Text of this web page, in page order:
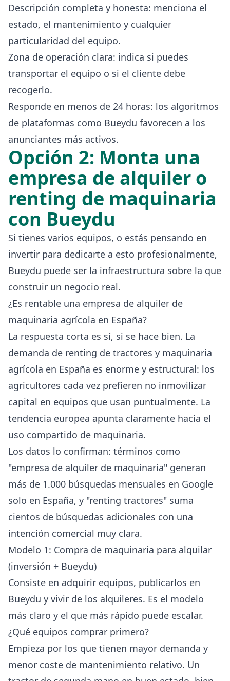
Descripción completa y honesta: menciona el
estado, el mantenimiento y cualquier
particularidad del equipo.
Zona de operación clara: indica si puedes
transportar el equipo o si el cliente debe
recogerlo.
Responde en menos de 24 horas: los algoritmos
de plataformas como Bueydu favorecen a los
anunciantes más activos.
Opción 2: Monta una
empresa de alquiler o
renting de maquinaria
con Bueydu
Si tienes varios equipos, o estás pensando en
invertir para dedicarte a esto profesionalmente,
Bueydu puede ser la infraestructura sobre la que
construir un negocio real.
¿Es rentable una empresa de alquiler de
maquinaria agrícola en España?
La respuesta corta es sí, si se hace bien. La
demanda de renting de tractores y maquinaria
agrícola en España es enorme y estructural: los
agricultores cada vez prefieren no inmovilizar
capital en equipos que usan puntualmente. La
tendencia europea apunta claramente hacia el
uso compartido de maquinaria.
Los datos lo confirman: términos como
"empresa de alquiler de maquinaria" generan
más de 1.000 búsquedas mensuales en Google
solo en España, y "renting tractores" suma
cientos de búsquedas adicionales con una
intención comercial muy clara.
Modelo 1: Compra de maquinaria para alquilar
(inversión + Bueydu)
Consiste en adquirir equipos, publicarlos en
Bueydu y vivir de los alquileres. Es el modelo
más claro y el que más rápido puede escalar.
¿Qué equipos comprar primero?
Empieza por los que tienen mayor demanda y
menor coste de mantenimiento relativo. Un